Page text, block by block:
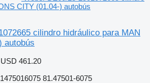
CITY (01.04-) autobús
cilindro hidráulico para MAN
autobús
461.20
81.47501-6075